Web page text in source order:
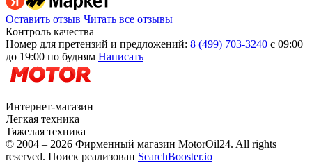
Оставить отзыв Читать все отзывы
Контроль качества
Номер для претензий и предложений: 8 (499) 703-3240 с 09:00
до 19:00 по будням Написать
Интернет-магазин
Легкая техника
Тяжелая техника
© 2004 – 2026 Фирменный магазин MotorOil24. All rights
reserved. Поиск реализован SearchBooster.io